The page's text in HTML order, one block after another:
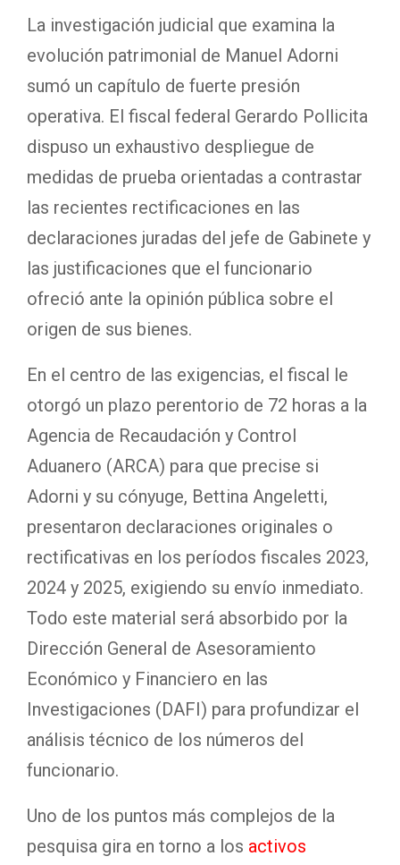
La investigación judicial que examina la
evolución patrimonial de Manuel Adorni
sumó un capítulo de fuerte presión
operativa. El fiscal federal Gerardo Pollicita
dispuso un exhaustivo despliegue de
medidas de prueba orientadas a contrastar
las recientes rectificaciones en las
declaraciones juradas del jefe de Gabinete y
las justificaciones que el funcionario
ofreció ante la opinión pública sobre el
origen de sus bienes.
En el centro de las exigencias, el fiscal le
otorgó un plazo perentorio de 72 horas a la
Agencia de Recaudación y Control
Aduanero (ARCA) para que precise si
Adorni y su cónyuge, Bettina Angeletti,
presentaron declaraciones originales o
rectificativas en los períodos fiscales 2023,
2024 y 2025, exigiendo su envío inmediato.
Todo este material será absorbido por la
Dirección General de Asesoramiento
Económico y Financiero en las
Investigaciones (DAFI) para profundizar el
análisis técnico de los números del
funcionario.
Uno de los puntos más complejos de la
pesquisa gira en torno a los activos